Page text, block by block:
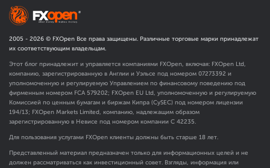
2005 - 2026 © FXOpen Все права защищены. Различные торговые марки принадлежат
их соответствующим владельцам.
Этот блог принадлежит и управляется компаниями FXOpen, включая: FXOpen Ltd,
компанию, зарегистрированную в Англии и Уэльсе под номером 07273392 и
уполномоченную и регулируемую Управлением по финансовому поведению под
фирменным номером FCA 579202; FXOpen EU Ltd, уполномоченную и регулируемую
Комиссией по ценным бумагам и биржам Кипра (CySEC) под номером лицензии
194/13; FXOpen Markets Limited, компанию, надлежащим образом
зарегистрированную в Невисе под номером компании C 42235.
Для пользования услугами FXOpen клиенты должны быть старше 18 лет.
Представленный материал предназначен только для информационных целей и не
должен рассматриваться как инвестиционный совет. Взгляды, информация или